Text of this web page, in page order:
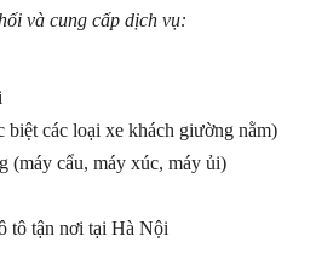
và cung cấp dịch vụ:
các loại xe khách giường nằm)
cẩu, máy xúc, máy ủi)
tô tận nơi tại Hà Nội